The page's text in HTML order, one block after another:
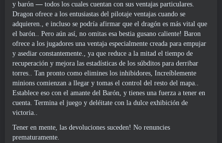
y barón — todos los cuales cuentan con sus ventajas particulares.
Dragon ofrece a los entusiastas del pilotaje ventajas cuando se
adquieren., e incluso se podría afirmar que el dragón es más vital que
el barón.. Pero aún así, no omitas esa bestia gusano caliente! Baron
ofrece a los jugadores una ventaja especialmente creada para empujar
y asediar constantemente., ya que reduce a la mitad el tiempo de
recuperación y mejora las estadísticas de los súbditos para derribar
torres.. Tan pronto como elimines los inhibidores, Increíblemente
minions comienzan a llegar y tomas el control del resto del mapa..
Establece eso con el amante del Barón, y tienes una fuerza a tener en
cuenta. Termina el juego y deléitate con la dulce exhibición de
victoria..
Tener en mente, las devoluciones suceden! No renuncies
prematuramente.